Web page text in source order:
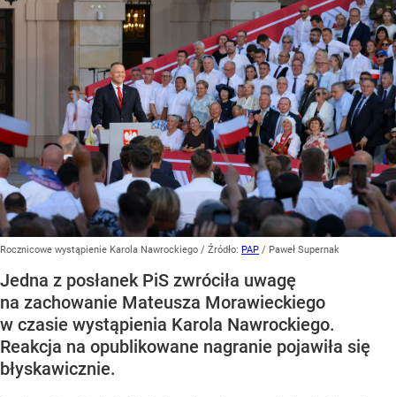
Rocznicowe wystąpienie Karola Nawrockiego / Źródło: PAP / Paweł Supernak
Jedna z posłanek PiS zwróciła uwagę
na zachowanie Mateusza Morawieckiego
w czasie wystąpienia Karola Nawrockiego.
Reakcja na opublikowane nagranie pojawiła się
błyskawicznie.